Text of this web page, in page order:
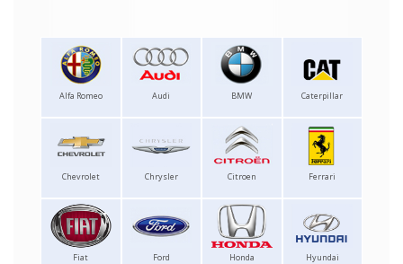
Alfa Romeo Audi BMW Caterpillar
Chevrolet Chrysler Citroen Ferrari
Fiat Ford Honda Hyundai